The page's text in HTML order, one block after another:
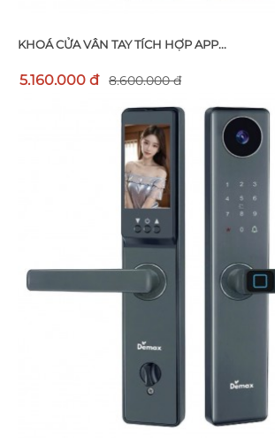
KHOÁ CỬA VÂN TAY TÍCH HỢP APP...
5.160.000 đ 8.600.000 đ